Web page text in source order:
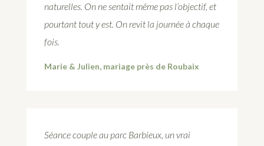
naturelles. On ne sentait même pas l’objectif, et
pourtant tout y est. On revit la journée à chaque
fois.
Marie & Julien, mariage près de Roubaix
Séance couple au parc Barbieux, un vrai